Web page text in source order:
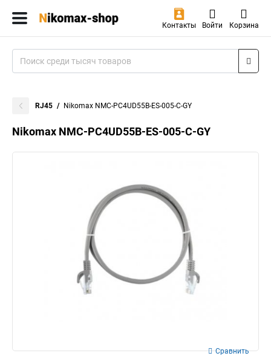
Контакты Войти Корзина
RJ45 Nikomax NMC-PC4UD55B-ES-005-C-GY
Nikomax NMC-PC4UD55B-ES-005-C-GY
Сравнить